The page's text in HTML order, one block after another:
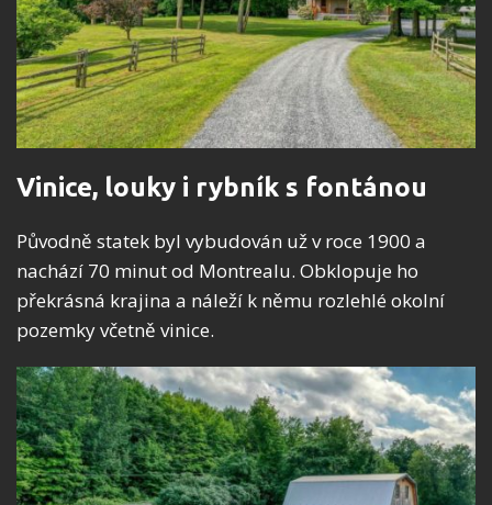
Vinice, louky i rybník s fontánou
Původně statek byl vybudován už v roce 1900 a
nachází 70 minut od Montrealu. Obklopuje ho
překrásná krajina a náleží k němu rozlehlé okolní
pozemky včetně vinice.